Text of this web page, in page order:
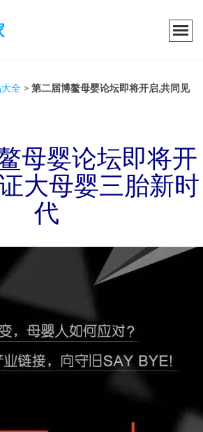
全 > 第二届博鳌母婴论坛即将开启,共同见
母婴论坛即将开
大母婴三胎新时
代